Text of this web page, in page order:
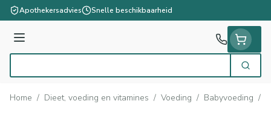
Ga naar de inhoud
Apothekersadvies Snelle beschikbaarheid
Menu
Zoek
Home / Dieet, voeding en vitamines / Voeding / Babyvoeding /